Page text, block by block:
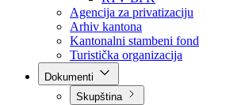
Javna preduzeća
BPK šume
RTV BPK
Agencija za privatizaciju
Arhiv kantona
Kantonalni stambeni fond
Turistička organizacija